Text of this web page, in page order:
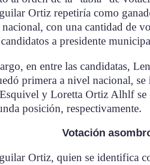
Ortiz repetiría como
con una cantidad de
a presidente
en entre las candidatas,
primera a nivel nacional, se
y Loretta Ortiz Alhlf se
posición, respectivamente.
Votación
Ortiz, quien se identifica